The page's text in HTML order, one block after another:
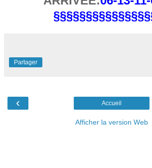
Partager
‹ Accueil
Afficher la version Web